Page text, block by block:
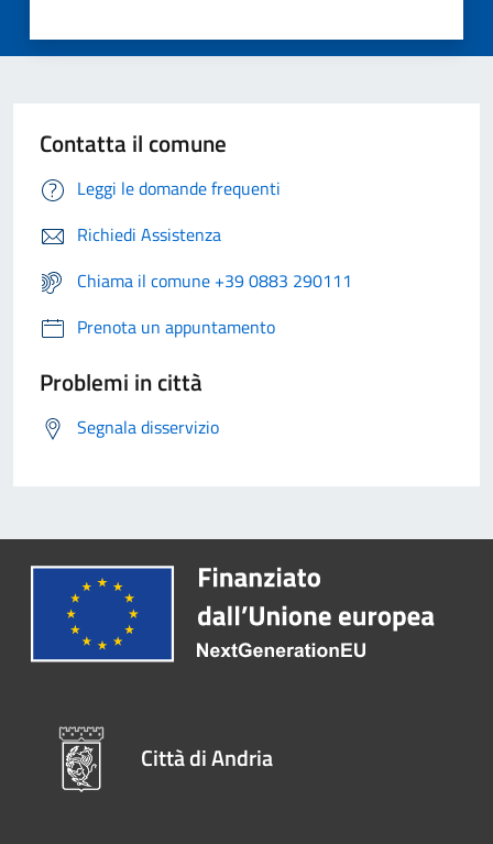
Contatta il comune
Leggi le domande frequenti
Richiedi Assistenza
Chiama il comune +39 0883 290111
Prenota un appuntamento
Problemi in città
Segnala disservizio
Città di Andria